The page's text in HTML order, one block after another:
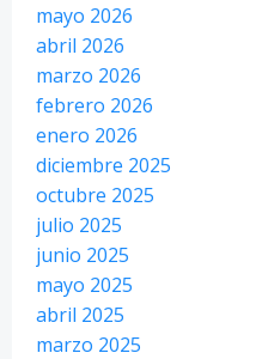
mayo 2026
abril 2026
marzo 2026
febrero 2026
enero 2026
diciembre 2025
octubre 2025
julio 2025
junio 2025
mayo 2025
abril 2025
marzo 2025